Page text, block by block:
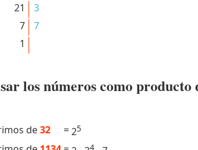
21
3
7
7
1
los números como producto
de32 =25